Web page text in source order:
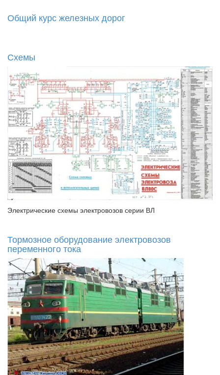
Общий курс железных дорог
Схемы
Электрические схемы электровозов серии ВЛ
Тормозное оборудование электровозов
переменного тока